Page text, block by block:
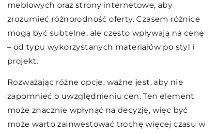
meblowych oraz strony internetowe, aby
zrozumieć różnorodność oferty. Czasem różnice
mogą być subtelne, ale często wpływają na cenę
– od typu wykorzystanych materiałów po styl i
projekt.
Rozważając różne opcje, ważne jest, aby nie
zapomnieć o uwzględnieniu cen. Ten element
może znacznie wpłynąć na decyzję, więc być
może warto zainwestować trochę więcej czasu w